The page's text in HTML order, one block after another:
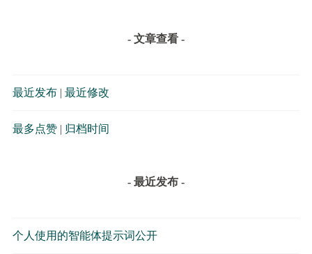
- 文章查看 -
最近发布| 最近修改
最多点赞| 归档时间
- 最近发布 -
个人使用的智能体提示词公开